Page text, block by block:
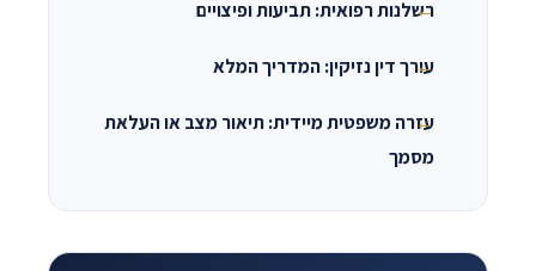
רשלנות רפואית: תביעות ופיצויים
עורך דין נזיקין: המדריך המלא
עזרה משפטית מיידית: תיאור מצב או העלאת
מסמך